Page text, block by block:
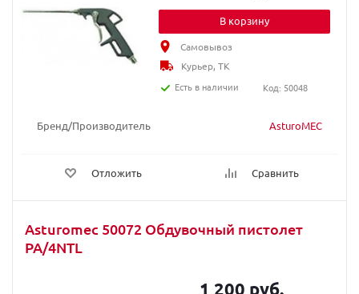
Бренд/Производитель AsturoMEC
Отложить Сравнить
В корзину
Самовывоз
Курьер, ТК
Есть в наличии
Код: 50048
Asturomec 50072 Обдувочный пистолет
PA/4NTL
1 200 руб.